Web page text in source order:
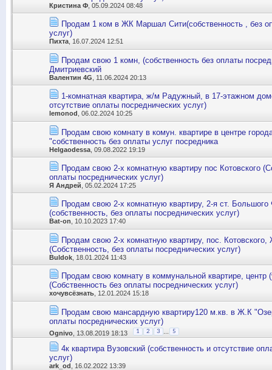
Кристина Ф , 05.09.2024 08:48
Продам 1 ком в ЖК Маршал Сити(собственность , без
услуг)
Пихта , 16.07.2024 12:51
Продам свою 1 комн, (собственность без оплаты
Дмитриевский
Валентин 4G , 11.06.2024 20:13
1-комнатная квартира, ж/м Радужный, в 17-этажном
отсутствие оплаты посреднических услуг)
lemonod , 06.02.2024 10:25
Продам свою комнату в комун. квартире в центре
"собственность без оплаты услуг посредника
Helgaodessa , 09.08.2022 19:19
Продам свою 2-х комнатную квартиру пос Котовского
оплаты посреднических услуг)
Я Андрей , 05.02.2024 17:25
Продам свою 2-х комнатную квартиру, 2-я ст. Большого
(собственность, без оплаты посреднических услуг)
Bat-on, 10.10.2023 17:40
Продам свою 2-х комнатную квартиру, пос.
(Собственность, без оплаты посреднических услуг)
Buldok , 18.01.2024 11:43
Продам свою комнату в коммунальной квартире, центр
(Собственность без оплаты посреднических услуг)
хочувсёзнать, 12.01.2024 15:18
Продам свою мансардную квартиру120 м.кв. в Ж.К
оплаты посреднических услуг)
Ognivo , 13.08.2019 18:13 1 2 3 5
4к квартира Вузовский (собственность и отсутствие
услуг)
ark_od , 16.02.2022 13:39